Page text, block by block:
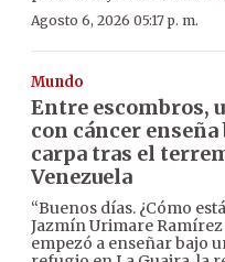
Agosto 6, 2026 05:17 p. m.
Mundo
Entre escombros,
con cáncer enseña
carpa tras el
Venezuela
“Buenos días. ¿Cómo
Jazmín Urimare
empezó a enseñar bajo